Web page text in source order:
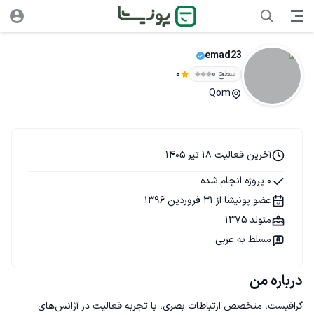
emad23
سطح ۰ 0
Qom
درباره من
گرافیست، متخصص ارتباطات بصری، با تجربه فعالیت در آژانس‌های
آخرین فعالیت 18 تیر 1405
0 پروژه انجام شده
عضو پونیشا از 31 فروردین 1396
متولد 1375
مسلط به عربی